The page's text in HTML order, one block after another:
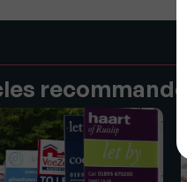
recommandés